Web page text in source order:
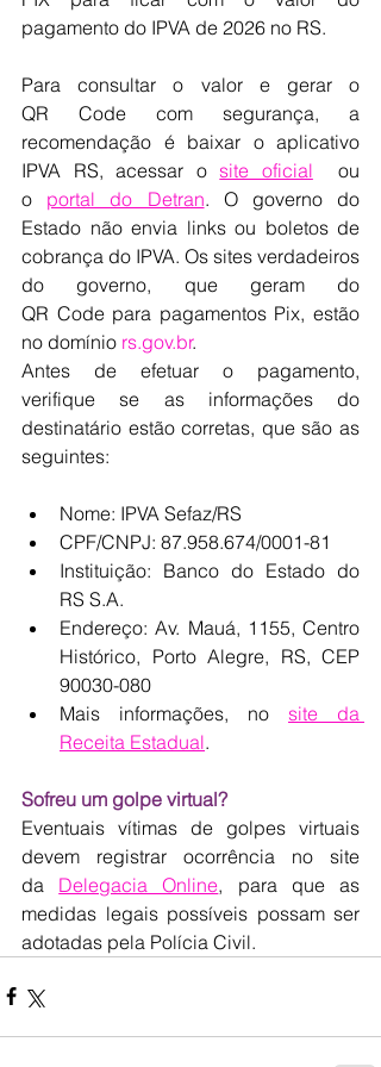
pagamento do IPVA de 2026 no RS.
Para consultar o valor e gerar o
QR Code com segurança, a
recomendação é baixar o aplicativo
IPVA RS, acessar o site oficial ou
o portal do Detran. O governo do
Estado não envia links ou boletos de
cobrança do IPVA. Os sites verdadeiros
do governo, que geram do
QR Code para pagamentos Pix, estão
no domínio rs.gov.br.
Antes de efetuar o pagamento,
verifique se as informações do
destinatário estão corretas, que são as
seguintes:
Nome: IPVA Sefaz/RS
CPF/CNPJ: 87.958.674/0001-81
Instituição: Banco do Estado do
RS S.A.
Endereço: Av. Mauá, 1155, Centro
Histórico, Porto Alegre, RS, CEP
90030-080
Mais informações, no site da
Receita Estadual.
Sofreu um golpe virtual?
Eventuais vítimas de golpes virtuais
devem registrar ocorrência no site
da Delegacia Online, para que as
medidas legais possíveis possam ser
adotadas pela Polícia Civil.